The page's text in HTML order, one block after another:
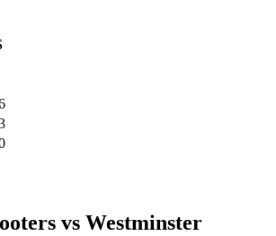
vs Westminster